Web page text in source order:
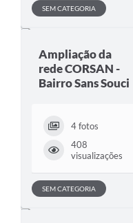
SEM CATEGORIA
Ampliação da
rede CORSAN -
Bairro Sans Souci
4 fotos
408
visualizações
SEM CATEGORIA